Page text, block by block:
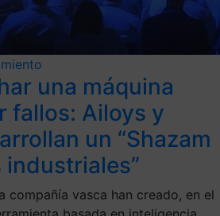
una máquina
fallos: Ailoys y
un “Shazam
compañía vasca han creado, en el